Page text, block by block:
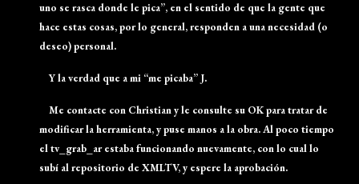
uno se rasca donde le pica”, en el sentido de que la gente que
hace estas cosas, por lo general, responden a una necesidad (o
deseo) personal.
Y la verdad que a mi “me picaba” J.
Me contacte con Christian y le consulte su OK para tratar de
modificar la herramienta, y puse manos a la obra. Al poco tiempo
el tv_grab_ar estaba funcionando nuevamente, con lo cual lo
subí al repositorio de XMLTV, y espere la aprobación.